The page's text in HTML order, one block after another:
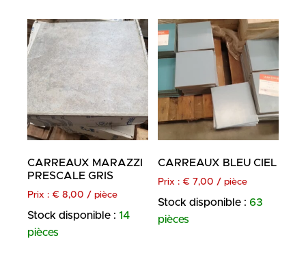
CARREAUX MARAZZI
PRESCALE GRIS
Prix : € 8,00 / pièce
Stock disponible : 14
pièces
CARREAUX BLEU CIEL
Prix : € 7,00 / pièce
Stock disponible :63
pièces